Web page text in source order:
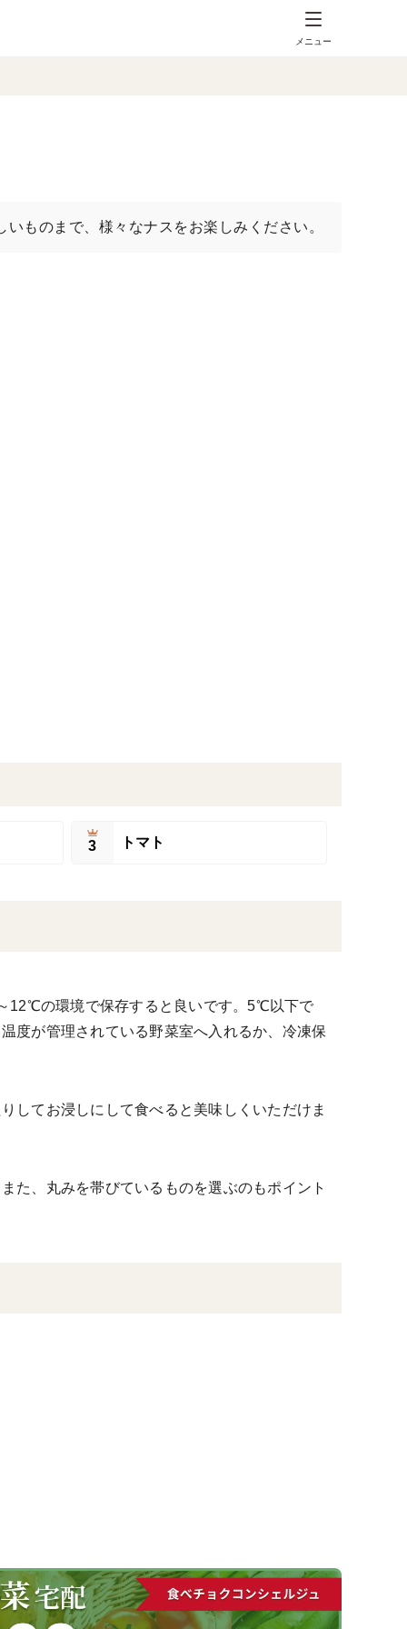
メニュー
ものまで、様々なナスをお楽しみください。
3 トマト
12℃の環境で保存すると良いです。5℃以下で
度が管理されている野菜室へ入れるか、冷凍保
してお浸しにして食べると美味しくいただけま
た、丸みを帯びているものを選ぶのもポイント